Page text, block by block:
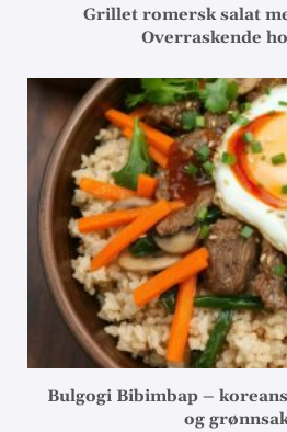
Grillet romersk salat
Overraskende
Bulgogi Bibimbap –
og